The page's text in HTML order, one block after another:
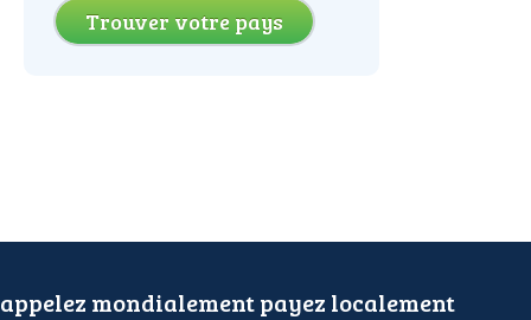
Trouver votre pays
appelez mondialement payez localement